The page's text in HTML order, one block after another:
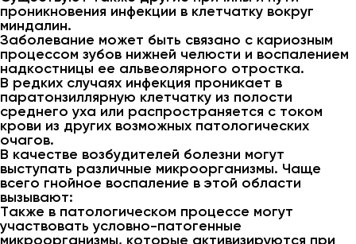
проникновения инфекции в клетчатку вокруг
миндалин.
Заболевание может быть связано с кариозным
процессом зубов нижней челюсти и воспалением
надкостницы ее альвеолярного отростка.
В редких случаях инфекция проникает в
паратонзиллярную клетчатку из полости
среднего уха или распространяется с током
крови из других возможных патологических
очагов.
В качестве возбудителей болезни могут
выступать различные микроорганизмы. Чаще
всего гнойное воспаление в этой области
вызывают:
Также в патологическом процессе могут
участвовать условно-патогенные
микроорганизмы, которые активизируются при